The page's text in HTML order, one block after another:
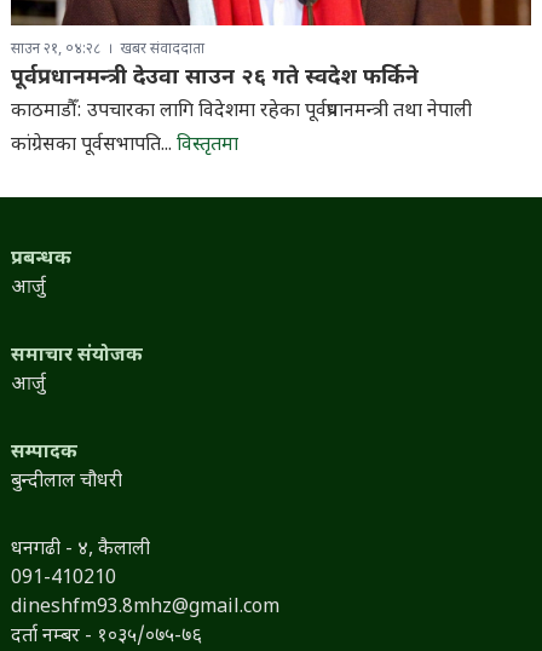
साउन २१, ०४:२८ खबर संवाददाता
पूर्वप्रधानमन्त्री देउवा साउन २६ गते स्वदेश फर्किने
काठमाडौँ: उपचारका लागि विदेशमा रहेका पूर्वप्रधानमन्त्री तथा नेपाली
कांग्रेसका पूर्वसभापति... विस्तृतमा
प्रबन्धक
आर्जु
समाचार संयोजक
आर्जु
सम्पादक
बुन्दीलाल चौधरी
धनगढी - ४, कैलाली
091-410210
dineshfm93.8mhz@gmail.com
दर्ता नम्बर - १०३५/०७५-७६